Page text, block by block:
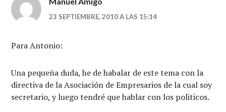
23 SEPTIEMBRE, 2010 A LAS 15:14
Para Antonio:
Una pequeña duda, he de habalar de este tema con la
directiva de la Asociación de Empresarios de la cual soy
secretario, y luego tendré que hablar con los politicos.